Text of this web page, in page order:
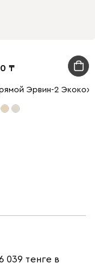
Эрвин-2
039 тенге в